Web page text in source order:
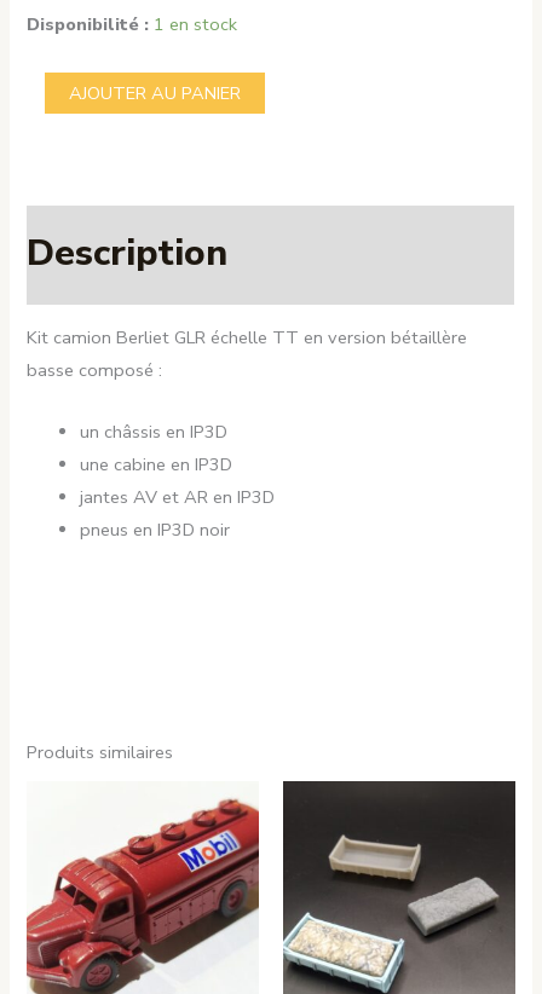
Disponibilité : 1 en stock
quantité
de
AJOUTER AU PANIER
Description
Kit camion Berliet GLR échelle TT en version bétaillère
basse composé :
un châssis en IP3D
une cabine en IP3D
jantes AV et AR en IP3D
pneus en IP3D noir
Produits similaires